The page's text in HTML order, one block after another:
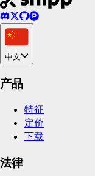
中文
产品
特征
定价
下载
法律